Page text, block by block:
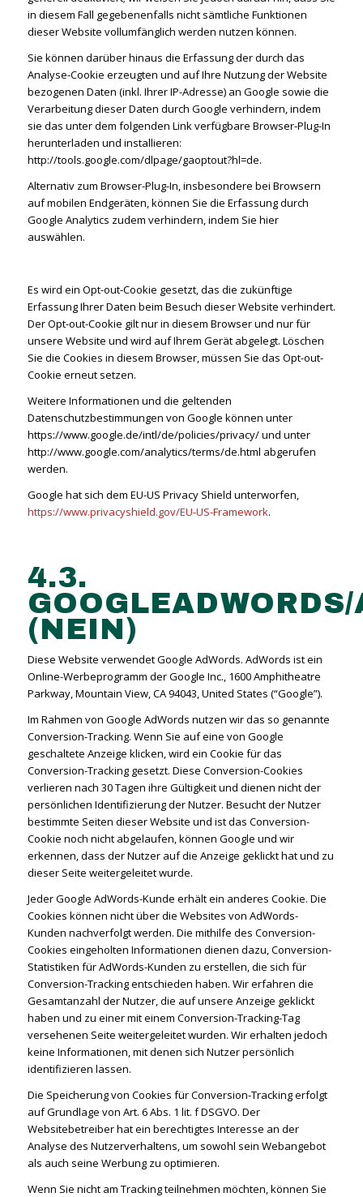
in diesem Fall gegebenenfalls nicht sämtliche Funktionen
dieser Website vollumfänglich werden nutzen können.
Sie können darüber hinaus die Erfassung der durch das
Analyse-Cookie erzeugten und auf Ihre Nutzung der Website
bezogenen Daten (inkl. Ihrer IP-Adresse) an Google sowie die
Verarbeitung dieser Daten durch Google verhindern, indem
sie das unter dem folgenden Link verfügbare Browser-Plug-In
herunterladen und installieren:
http://tools.google.com/dlpage/gaoptout?hl=de.
Alternativ zum Browser-Plug-In, insbesondere bei Browsern
auf mobilen Endgeräten, können Sie die Erfassung durch
Google Analytics zudem verhindern, indem Sie hier
auswählen.
Es wird ein Opt-out-Cookie gesetzt, das die zukünftige
Erfassung Ihrer Daten beim Besuch dieser Website verhindert.
Der Opt-out-Cookie gilt nur in diesem Browser und nur für
unsere Website und wird auf Ihrem Gerät abgelegt. Löschen
Sie die Cookies in diesem Browser, müssen Sie das Opt-out-
Cookie erneut setzen.
Weitere Informationen und die geltenden
Datenschutzbestimmungen von Google können unter
https://www.google.de/intl/de/policies/privacy/ und unter
http://www.google.com/analytics/terms/de.html abgerufen
werden.
Google hat sich dem EU-US Privacy Shield unterworfen,
https://www.privacyshield.gov/EU-US-Framework.
4.3.
(NEIN)
Diese Website verwendet Google AdWords. AdWords ist ein
Online-Werbeprogramm der Google Inc., 1600 Amphitheatre
Parkway, Mountain View, CA 94043, United States (“Google”).
Im Rahmen von Google AdWords nutzen wir das so genannte
Conversion-Tracking. Wenn Sie auf eine von Google
geschaltete Anzeige klicken, wird ein Cookie für das
Conversion-Tracking gesetzt. Diese Conversion-Cookies
verlieren nach 30 Tagen ihre Gültigkeit und dienen nicht der
persönlichen Identifizierung der Nutzer. Besucht der Nutzer
bestimmte Seiten dieser Website und ist das Conversion-
Cookie noch nicht abgelaufen, können Google und wir
erkennen, dass der Nutzer auf die Anzeige geklickt hat und zu
dieser Seite weitergeleitet wurde.
Jeder Google AdWords-Kunde erhält ein anderes Cookie. Die
Cookies können nicht über die Websites von AdWords-
Kunden nachverfolgt werden. Die mithilfe des Conversion-
Cookies eingeholten Informationen dienen dazu, Conversion-
Statistiken für AdWords-Kunden zu erstellen, die sich für
Conversion-Tracking entschieden haben. Wir erfahren die
Gesamtanzahl der Nutzer, die auf unsere Anzeige geklickt
haben und zu einer mit einem Conversion-Tracking-Tag
versehenen Seite weitergeleitet wurden. Wir erhalten jedoch
keine Informationen, mit denen sich Nutzer persönlich
identifizieren lassen.
Die Speicherung von Cookies für Conversion-Tracking erfolgt
auf Grundlage von Art. 6 Abs. 1 lit. f DSGVO. Der
Websitebetreiber hat ein berechtigtes Interesse an der
Analyse des Nutzerverhaltens, um sowohl sein Webangebot
als auch seine Werbung zu optimieren.
Wenn Sie nicht am Tracking teilnehmen möchten, können Sie